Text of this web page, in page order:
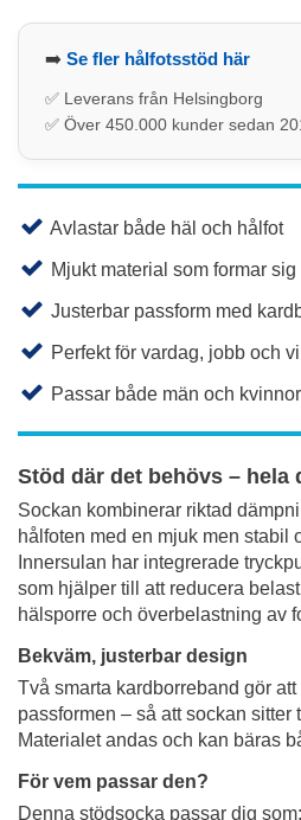
➡️ Se fler hålfotsstöd här
✅ Leverans från Helsingborg
✅ Över 450.000 kunder sedan
Avlastar både häl och hålfot
Mjukt material som formar sig
Justerbar passform med
Perfekt för vardag, jobb och
Passar både män och kvinnor
Stöd där det behövs – hela
Sockan kombinerar riktad
hålfoten med en mjuk men stabil
Innersulan har integrerade
som hjälper till att reducera
hälsporre och överbelastning av
Bekväm, justerbar design
Två smarta kardborreband gör
passformen – så att sockan sitter
Materialet andas och kan bäras
För vem passar den?
Denna stödsocka passar dig som: